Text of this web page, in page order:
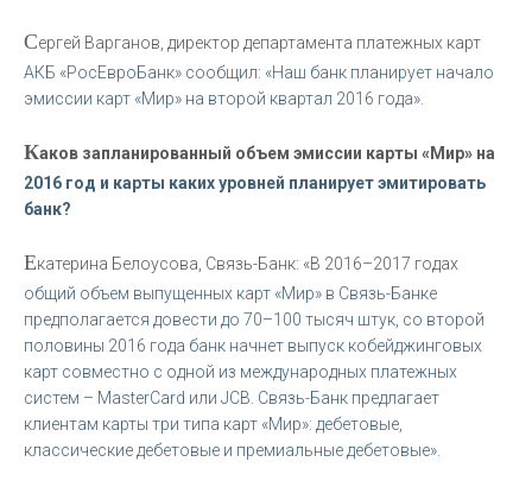
Сергей Варганов, директор департамента платежных карт
АКБ «РосЕвроБанк» сообщил: «Наш банк планирует начало
эмиссии карт «Мир» на второй квартал 2016 года».
Каков запланированный объем эмиссии карты «Мир» на
2016 год и карты каких уровней планирует эмитировать
банк?
Екатерина Белоусова, Связь-Банк: «В 2016–2017 годах
общий объем выпущенных карт «Мир» в Связь-Банке
предполагается довести до 70–100 тысяч штук, со второй
половины 2016 года банк начнет выпуск кобейджинговых
карт совместно с одной из международных платежных
систем – MasterCard или JCB. Связь-Банк предлагает
клиентам карты три типа карт «Мир»: дебетовые,
классические дебетовые и премиальные дебетовые».